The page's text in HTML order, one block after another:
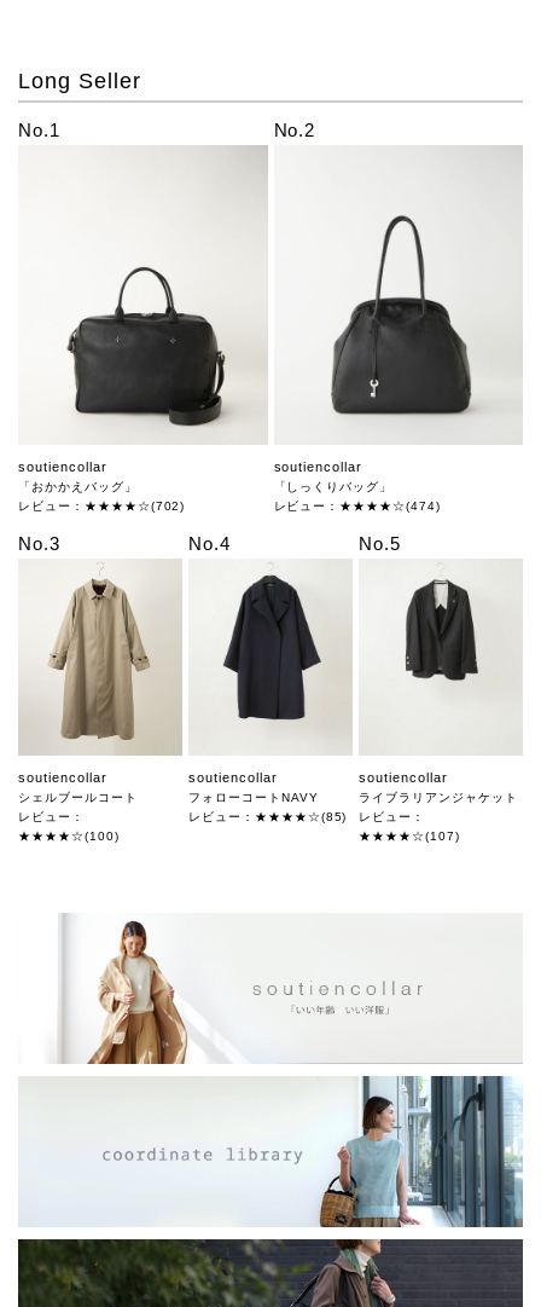
Long Seller
No.1
soutiencollar
「おかかえバッグ」
レビュー：★★★★☆(702)
No.2
soutiencollar
「しっくりバッグ」
レビュー：★★★★☆(474)
No.3
soutiencollar
シェルブールコート
レビュー：
★★★★☆(100)
No.4
soutiencollar
フォローコートNAVY
レビュー：★★★★☆(85)
No.5
soutiencollar
ライブラリアンジャケット
レビュー：
★★★★☆(107)